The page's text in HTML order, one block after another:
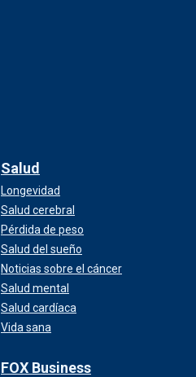
Salud
Longevidad
Salud cerebral
Pérdida de peso
Salud del sueño
Noticias sobre el cáncer
Salud mental
Salud cardíaca
Vida sana
FOX Business